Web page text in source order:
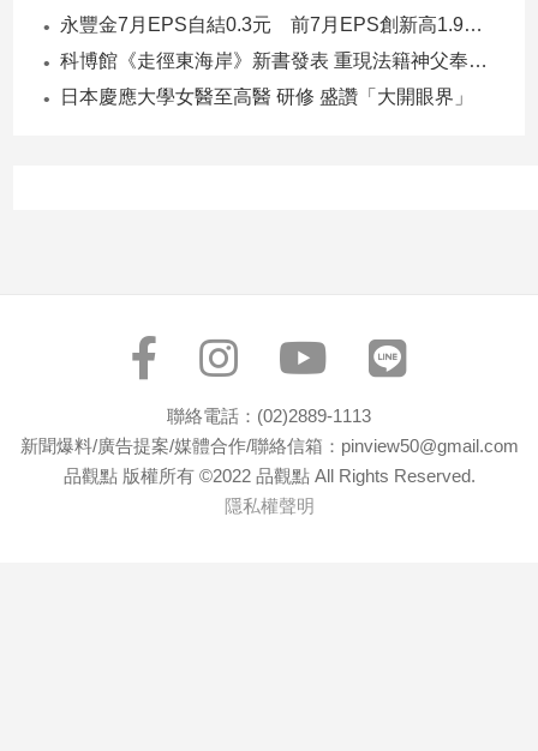
遊
區
永豐金7月EPS自結0.3元 前7月EPS創新高1.96元！
科博館《走徑東海岸》新書發表 重現法籍神父奉獻足跡與歷史日記
日本慶應大學女醫至高醫 研修 盛讚「大開眼界」
聯絡電話：(02)2889-1113
新聞爆料/廣告提案/媒體合作/聯絡信箱：pinview50@gmail.com
品觀點 版權所有 ©2022 品觀點 All Rights Reserved.
隱私權聲明